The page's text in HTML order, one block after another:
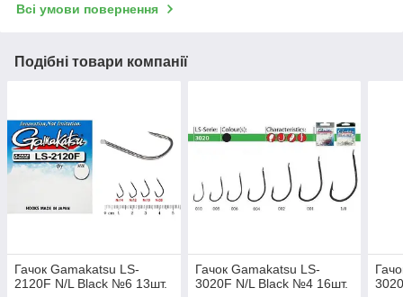
Всі умови повернення
Подібні товари компанії
Гачок Gamakatsu LS-
2120F N/L Black №6 13шт.
Гачок Gamakatsu LS-
3020F N/L Black №4 16шт.